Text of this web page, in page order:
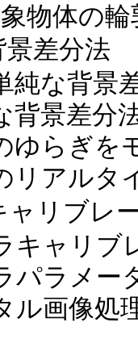
物体の
景差分法
純な背景
背景差分
ゆらぎを
リアルタ
ャリブレ
キャリ
パラメー
ル画像